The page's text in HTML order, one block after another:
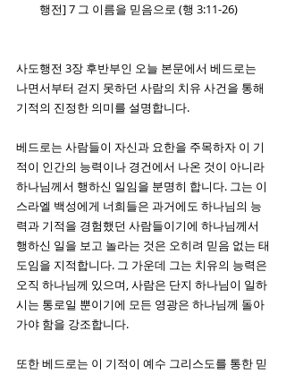
행전] 7 그 이름을 믿음으로 (행 3:11-26)
사도행전 3장 후반부인 오늘 본문에서 베드로는
나면서부터 걷지 못하던 사람의 치유 사건을 통해
기적의 진정한 의미를 설명합니다.
베드로는 사람들이 자신과 요한을 주목하자 이 기
적이 인간의 능력이나 경건에서 나온 것이 아니라
하나님께서 행하신 일임을 분명히 합니다. 그는 이
스라엘 백성에게 너희들은 과거에도 하나님의 능
력과 기적을 경험했던 사람들이기에 하나님께서
행하신 일을 보고 놀라는 것은 오히려 믿음 없는 태
도임을 지적합니다. 그 가운데 그는 치유의 능력은
오직 하나님께 있으며, 사람은 단지 하나님이 일하
시는 통로일 뿐이기에 모든 영광은 하나님께 돌아
가야 함을 강조합니다.
또한 베드로는 이 기적이 예수 그리스도를 통한 믿